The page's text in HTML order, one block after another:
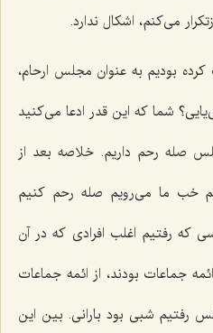
می‌کنم، اشکال ندارد.
بودیم به عنوان مجلس ارحام،
شما که این قدر ادعا می‌کنید
صله رحم داریم. خلاصه بعد از
خب ما می‌رویم صله رحم کنیم
که رفتیم اغلب افرادی که در آن
جماعات بودند، از ائمه جماعات
رفتیم شبی بود بارانی. بین این